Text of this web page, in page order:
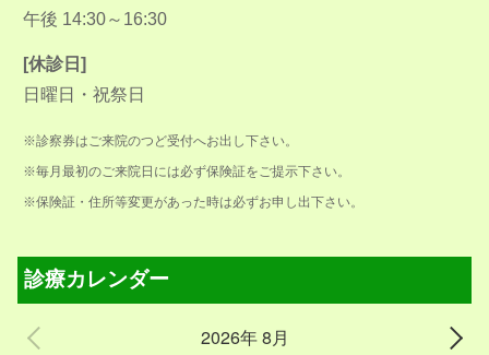
午後 14:30～16:30
[休診日]
日曜日・祝祭日
※診察券はご来院のつど受付へお出し下さい。
※毎月最初のご来院日には必ず保険証をご提示下さい。
※保険証・住所等変更があった時は必ずお申し出下さい。
診療カレンダー
2026年 8月